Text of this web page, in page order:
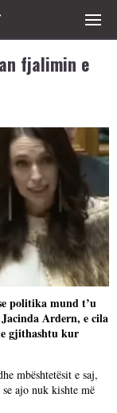
fjalimin e
politika mund t’u
Ardern, e cila
gjithashtu kur
mbështetësit e saj,
ajo nuk kishte më